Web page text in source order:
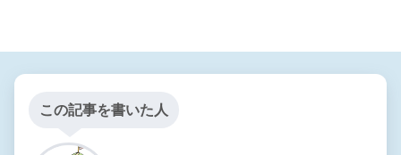
この記事を書いた人